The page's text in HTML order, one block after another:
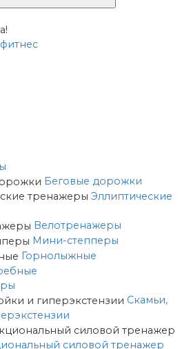
Беговые дорожки
Эллиптические
Велотренажеры
Мини-степперы
Горнолыжные
Скамьи,
силовой тренажер